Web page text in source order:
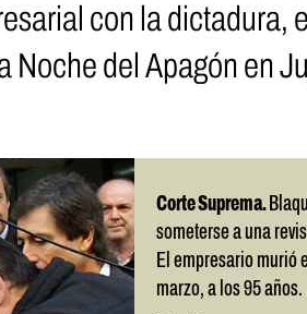
con la dictadura,
Noche del Apagón en
Corte Suprema.
someterse a una
El empresario murió
marzo, a los 95 años.